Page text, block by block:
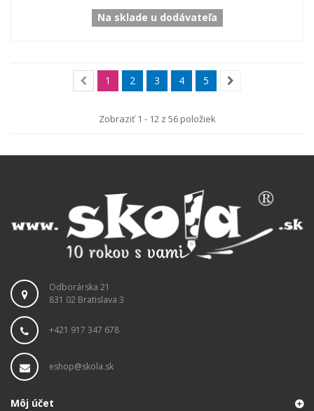
Na sklade u dodávateľa
1 2 3 4 5
Zobraziť 1 - 12 z 56 položiek
Odborárska 21
831 02 Bratislava 3
+421 917 347 678
eshop@skola.sk
Môj účet